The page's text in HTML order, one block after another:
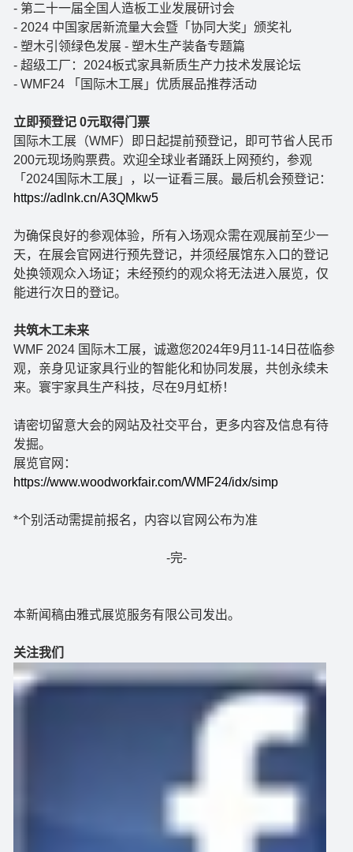
- 第二十一届全国人造板工业发展研讨会
- 2024 中国家居新流量大会暨「协同大奖」颁奖礼
- 塑木引领绿色发展 - 塑木生产装备专题篇
- 超级工厂：2024板式家具新质生产力技术发展论坛
- WMF24 「国际木工展」优质展品推荐活动
立即预登记 0元取得门票
国际木工展（WMF）即日起提前预登记，即可节省人民币
200元现场购票费。欢迎全球业者踊跃上网预约，参观
「2024国际木工展」，以一证看三展。最后机会预登记：
https://adlnk.cn/A3QMkw5
为确保良好的参观体验，所有入场观众需在观展前至少一
天，在展会官网进行预先登记，并须经展馆东入口的登记
处换领观众入场证；未经预约的观众将无法进入展览，仅
能进行次日的登记。
共筑木工未来
WMF 2024 国际木工展，诚邀您2024年9月11-14日莅临参
观，亲身见证家具行业的智能化和协同发展，共创永续未
来。寰宇家具生产科技，尽在9月虹桥！
请密切留意大会的网站及社交平台，更多内容及信息有待
发掘。
展览官网：
https://www.woodworkfair.com/WMF24/idx/simp
*个别活动需提前报名，内容以官网公布为准
-完-
本新闻稿由雅式展览服务有限公司发出。
关注我们